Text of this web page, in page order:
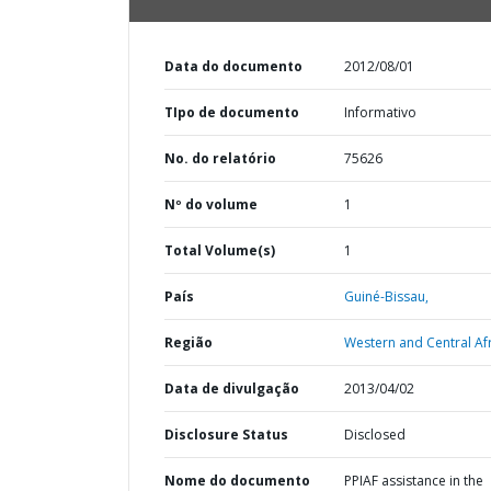
Data do documento 2012/08/01
TIpo de documento Informativo
No. do relatório 75626
Nº do volume 1
Total Volume(s) 1
País Guiné-Bissau,
Região Western and Central
Data de divulgação 2013/04/02
Disclosure Status Disclosed
Nome do documento
PPIAF assistance in the